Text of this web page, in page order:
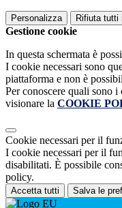
Personalizza Rifiuta tutti
Gestione cookie
In questa schermata è
I cookie necessari sono
piattaforma e non è
Per conoscere quali sono
visionare la COOKIE
Cookie necessari per il
I cookie necessari per il
disabilitati. È possibile
policy.
Accetta tutti Salva le